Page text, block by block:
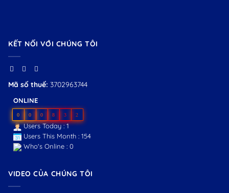
KẾT NỐI VỚI CHÚNG TÔI
Mã số thuế: 3702963744
ONLINE
0 0 0 8 3 2
Users Today : 1
Users This Month : 154
Who's Online : 0
VIDEO CỦA CHÚNG TÔI